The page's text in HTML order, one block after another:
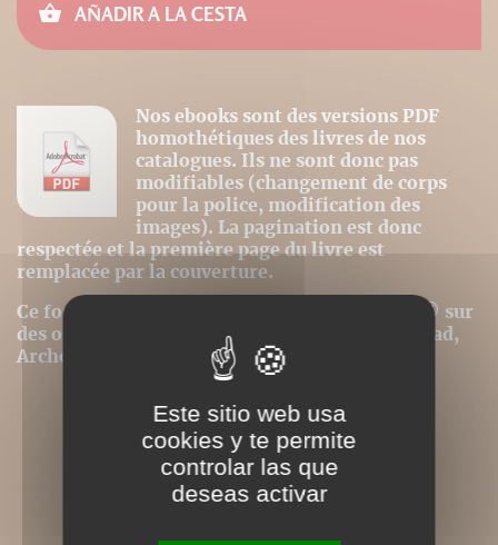
AÑADIR A LA CESTA
Nos ebooks sont des versions PDF
homothétiques des livres de nos
catalogues. Ils ne sont donc pas
modifiables (changement de corps
pour la police, modification des
images). La pagination est donc
respectée et la première page du livre est
remplacée par la couverture.
Ce format peut être lu par le logiciel Acrobat © sur
des ordinateurs ou tablettes tactiles de type iPad,
Archos, Asus ou autres.
Este sitio web usa
cookies y te permite
controlar las que
deseas activar